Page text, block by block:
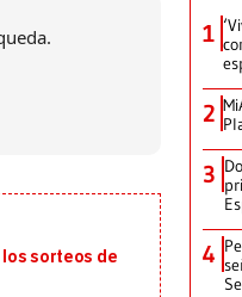
sorteos de
1
2
3
4